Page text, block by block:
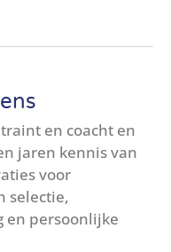
en coacht en
jaren kennis van
voor
selectie,
en persoonlijke